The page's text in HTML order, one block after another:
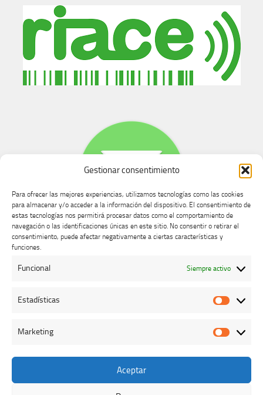
Gestionar consentimiento
Para ofrecer las mejores experiencias, utilizamos tecnologías como las cookies
para almacenar y/o acceder a la información del dispositivo. El consentimiento de
estas tecnologías nos permitirá procesar datos como el comportamiento de
navegación o las identificaciones únicas en este sitio. No consentir o retirar el
consentimiento, puede afectar negativamente a ciertas características y
funciones.
Funcional Siempre activo
Estadísticas
Marketing
Aceptar
Buzón de dudas, quejas y sugerencias
Colegio Oficial de Veterinarios de Cáceres © 2026. Todos los